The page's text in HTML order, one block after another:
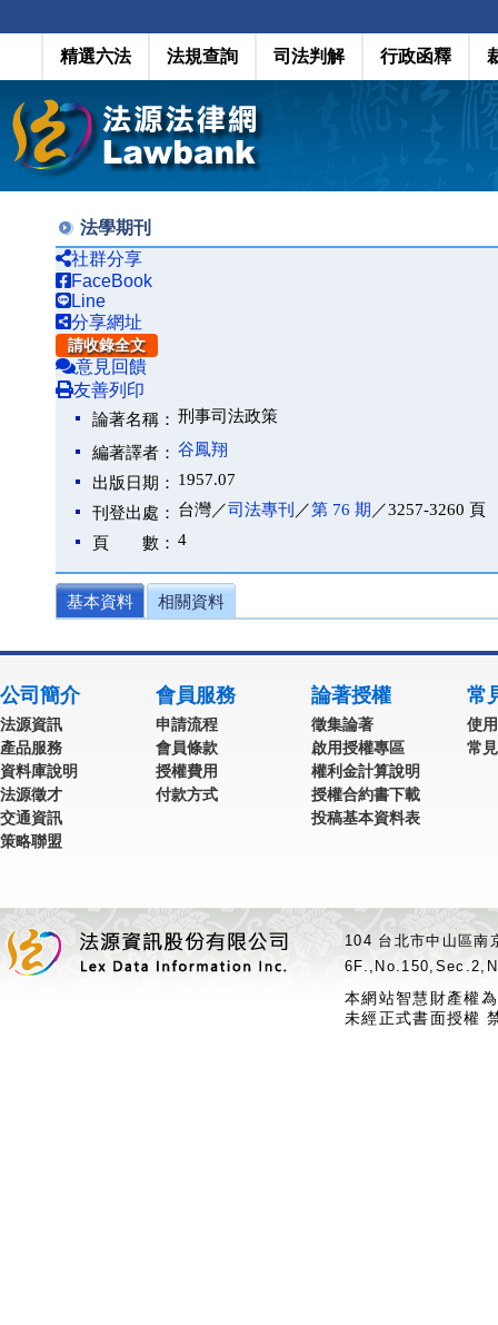
精選六法 法規查詢 司法判解 行政函釋
法學期刊
社群分享
FaceBook
Line
分享網址
請收錄全文
意見回饋
友善列印
論著名稱： 刑事司法政策
編著譯者： 谷鳳翔
出版日期： 1957.07
刊登出處： 台灣／司法專刊 ／第 76 期 ／3257-3260 頁
頁 數： 4
基本資料 相關資料
公司簡介
法源資訊
產品服務
資料庫說明
法源徵才
交通資訊
策略聯盟
會員服務
申請流程
會員條款
授權費用
付款方式
論著授權
徵集論著
啟用授權專區
權利金計算說明
授權合約書下載
投稿基本資料表
常
使
常
104 台北市中山區
本網站智慧財產權
未經正式書面授權